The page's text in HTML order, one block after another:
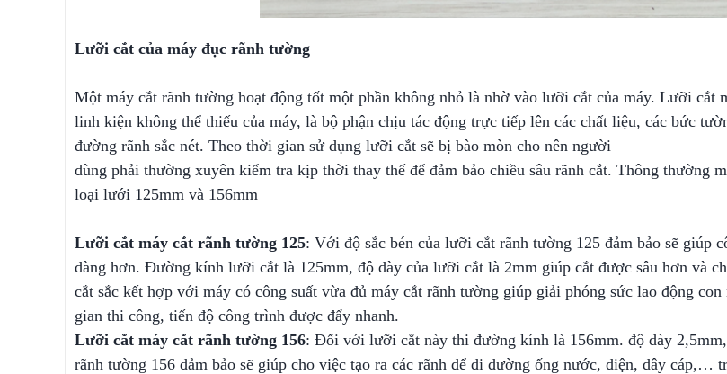
Lưỡi cắt của máy đục rãnh tường
Một máy cắt rãnh tường hoạt động tốt một phần không nhỏ là nhờ vào lưỡi cắt của máy. Lưỡi cắt
linh kiện không thể thiếu của máy, là bộ phận chịu tác động trực tiếp lên các chất liệu, các bức
đường rãnh sắc nét. Theo thời gian sử dụng lưỡi cắt sẽ bị bào mòn cho nên người
dùng phải thường xuyên kiểm tra kịp thời thay thế để đảm bảo chiều sâu rãnh cắt. Thông thường
loại lưới 125mm và 156mm
Lưỡi cắt máy cắt rãnh tường 125: Với độ sắc bén của lưỡi cắt rãnh tường 125 đảm bảo sẽ giúp
dàng hơn. Đường kính lưỡi cắt là 125mm, độ dày của lưỡi cắt là 2mm giúp cắt được sâu hơn và
cắt sắc kết hợp với máy có công suất vừa đủ máy cắt rãnh tường giúp giải phóng sức lao động
gian thi công, tiến độ công trình được đẩy nhanh.
Lưỡi cắt máy cắt rãnh tường 156: Đối với lưỡi cắt này thi đường kính là 156mm. độ dày
rãnh tường 156 đảm bảo sẽ giúp cho việc tạo ra các rãnh để đi đường ống nước, điện, dây cáp,…